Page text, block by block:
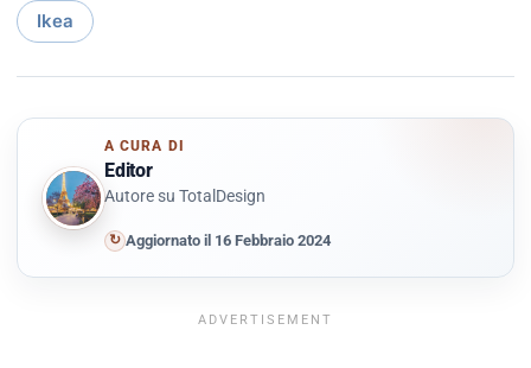
Ikea
A CURA DI
Editor
Autore su TotalDesign
↻ Aggiornato il 16 Febbraio 2024